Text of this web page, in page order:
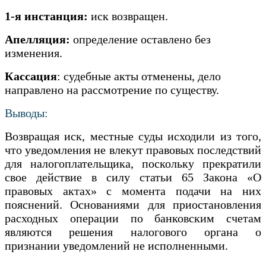
1-я инстанция: иск возвращен.
Апелляция: определение оставлено без
изменения.
Кассация: судебные акты отменены, дело
направлено на рассмотрение по существу.
Выводы:
Возвращая иск, местные суды исходили из того,
что уведомления не влекут правовых последствий
для налогоплательщика, поскольку прекратили
свое действие в силу статьи 65 Закона «О
правовых актах» с момента подачи на них
пояснений. Основаниями для приостановления
расходных операции по банковским счетам
являются решения налогового органа о
признании уведомлений не исполненными.